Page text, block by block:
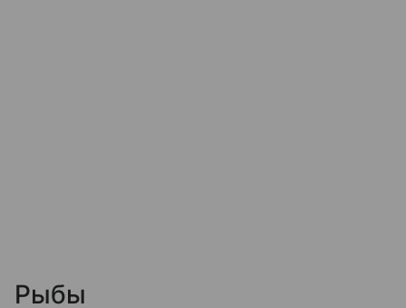
Рыбы